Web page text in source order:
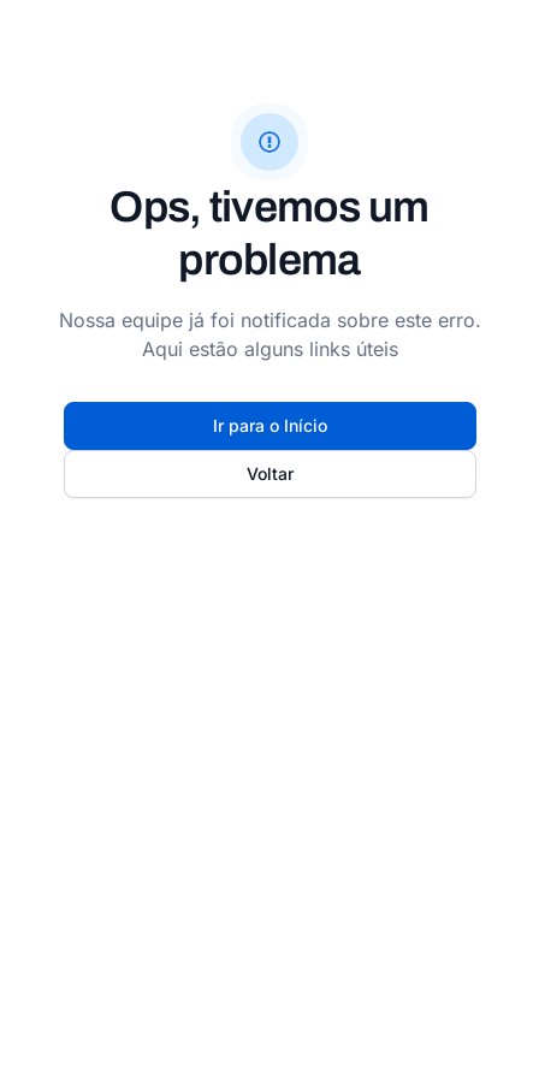
Ops, tivemos um
problema
Nossa equipe já foi notificada sobre este erro.
Aqui estão alguns links úteis
Ir para o Início
Voltar